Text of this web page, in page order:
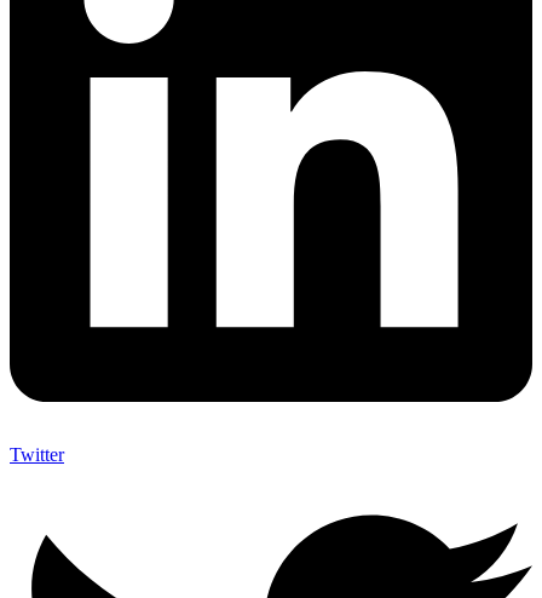
Twitter